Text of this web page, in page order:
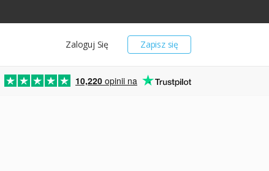
Zapisz się
Zaloguj Się
10,220 opinii na